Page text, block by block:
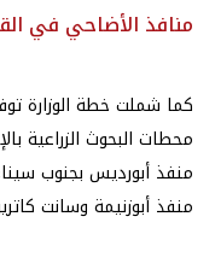
منافذ الأضاحي في
كما شملت خطة الوزارة
محطات البحوث الزراعية
منفذ أبورديس بجنوب
منفذ أبوزنيمة وسانت